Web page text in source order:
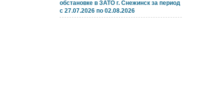
обстановке в ЗАТО г. Снежинск за период
с 27.07.2026 по 02.08.2026